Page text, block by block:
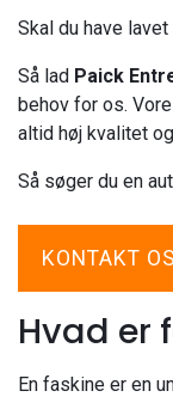
Skal du have
Så lad Paick
behov for os.
altid høj kvalitet
Så søger du en
KONTAKT
Hvad er
En faskine er en